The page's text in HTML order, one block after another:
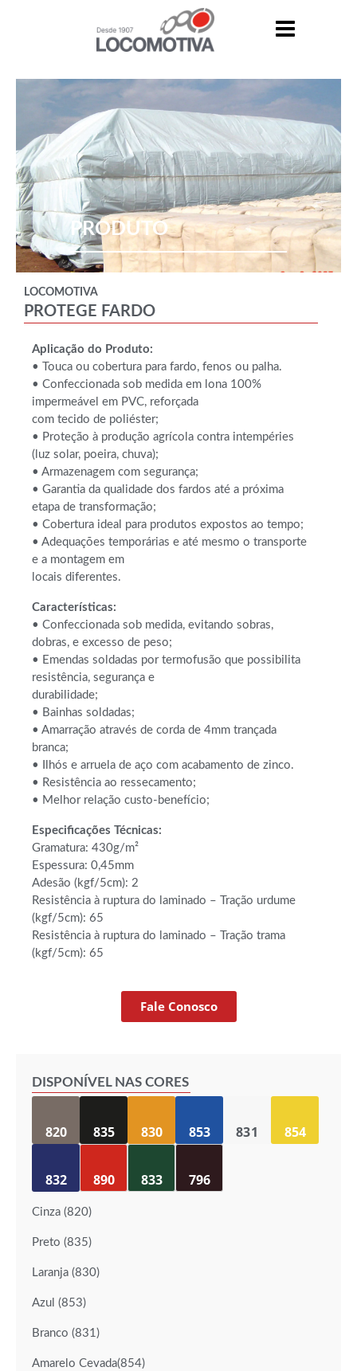
PRODUTO
LOCOMOTIVA
PROTEGE FARDO
Aplicação do Produto:
• Touca ou cobertura para fardo, fenos ou palha.
• Confeccionada sob medida em lona 100%
impermeável em PVC, reforçada
com tecido de poliéster;
• Proteção à produção agrícola contra intempéries
(luz solar, poeira, chuva);
• Armazenagem com segurança;
• Garantia da qualidade dos fardos até a próxima
etapa de transformação;
• Cobertura ideal para produtos expostos ao tempo;
• Adequações temporárias e até mesmo o transporte
e a montagem em
locais diferentes.
Características:
• Confeccionada sob medida, evitando sobras,
dobras, e excesso de peso;
• Emendas soldadas por termofusão que possibilita
resistência, segurança e
durabilidade;
• Bainhas soldadas;
• Amarração através de corda de 4mm trançada
branca;
• Ilhós e arruela de aço com acabamento de zinco.
• Resistência ao ressecamento;
• Melhor relação custo-benefício;
Especificações Técnicas:
Gramatura: 430g/m²
Espessura: 0,45mm
Adesão (kgf/5cm): 2
Resistência à ruptura do laminado – Tração urdume
(kgf/5cm): 65
Resistência à ruptura do laminado – Tração trama
(kgf/5cm): 65
Fale Conosco
DISPONÍVEL NAS CORES
820 835 830 853 831 854
832 890 833 796
Cinza (820)
Preto (835)
Laranja (830)
Azul (853)
Branco (831)
Amarelo Cevada(854)